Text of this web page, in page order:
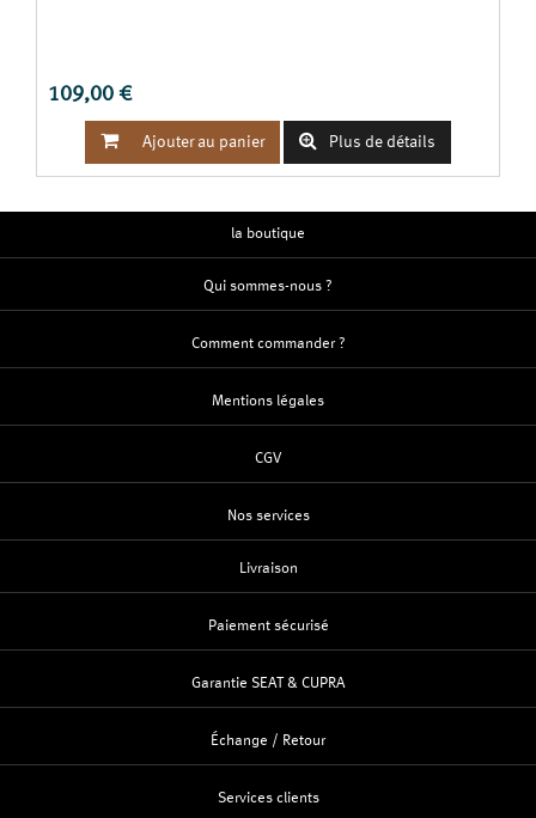
109,00 €
 Ajouter au panier  Plus de détails
la boutique
Qui sommes-nous ?
Comment commander ?
Mentions légales
CGV
Nos services
Livraison
Paiement sécurisé
Garantie SEAT & CUPRA
Échange / Retour
Services clients